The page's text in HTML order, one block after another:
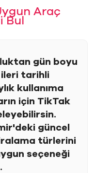
Araç
Bul
gün boyu
tarihli
kullanıma
için TikTak
güncel
türlerini
seçeneği